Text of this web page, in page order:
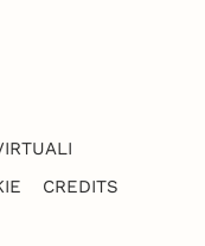
CREDITS